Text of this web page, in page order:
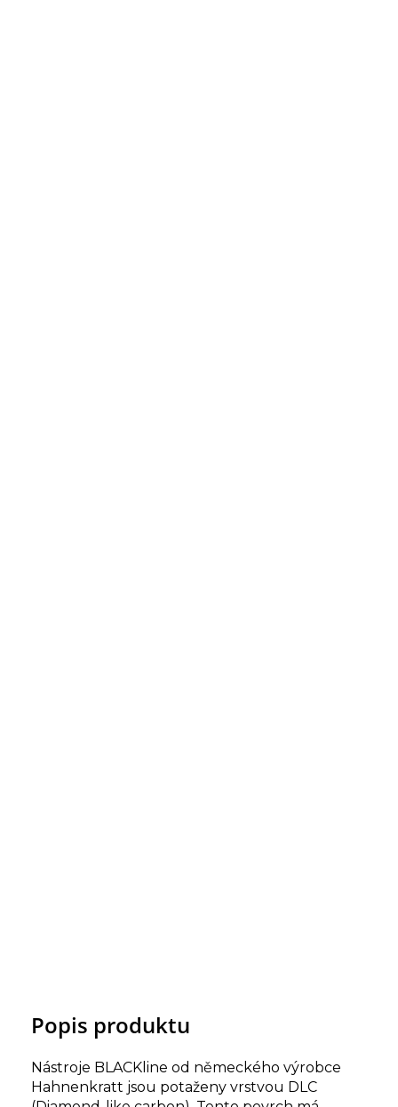
Popis produktu
Nástroje BLACKline od německého výrobce
Hahnenkratt jsou potaženy vrstvou DLC